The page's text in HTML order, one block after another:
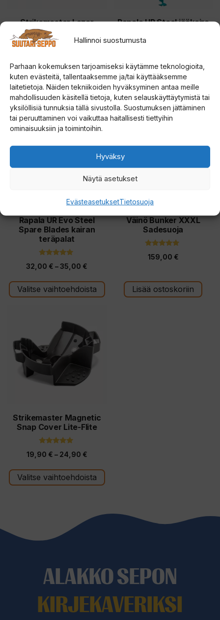
Hallinnoi suostumusta
Parhaan kokemuksen tarjoamiseksi käytämme teknologioita,
kuten evästeitä, tallentaaksemme ja/tai käyttääksemme
laitetietoja. Näiden tekniikoiden hyväksyminen antaa meille
mahdollisuuden käsitellä tietoja, kuten selauskäyttäytymistä tai
yksilöllisiä tunnuksia tällä sivustolla. Suostumuksen jättäminen
tai peruuttaminen voi vaikuttaa haitallisesti tiettyihin
ominaisuuksiin ja toimintoihin.
Hyväksy
Näytä asetukset
EvästeasetuksetTietosuoja
d
o
u
s
s
a
Strikemaster Lazer
Replacement Blades
kairan teräpalat
5.00
5:stä
40,00€– 46,50€Hintaluokka:
40,00 €
-
46,50 €
Valitse vaihtoehdoista
tuotteen
sivulla.
Rapala UR Steel jääkaira
Valitse vaihtoehdoista
tuotteen
Rapala UR Evo Steel
Spare Blades kairan
teräpalat
5:stä
32,00 € – 35,00 €
32,00 €
-
Valitse vaihtoehdoista
Tällä
tuotteella
muunnelma.
tuotteen
sivulla.
Väinö Bunker XXXL
Sadesuoja
5:stä
159,00 €
Lisää ostoskoriin
Strikemaster Magnetic
Snap Cover Lite-Flite
5:stä
19,90 € – 24,90 €Hintaluokka:
19,90 €
-
Valitse vaihtoehdoista
useampi
muunnelma.
tuotteen
sivulla.
ALAKKO SEPON
KIRJEKAVERIKSI